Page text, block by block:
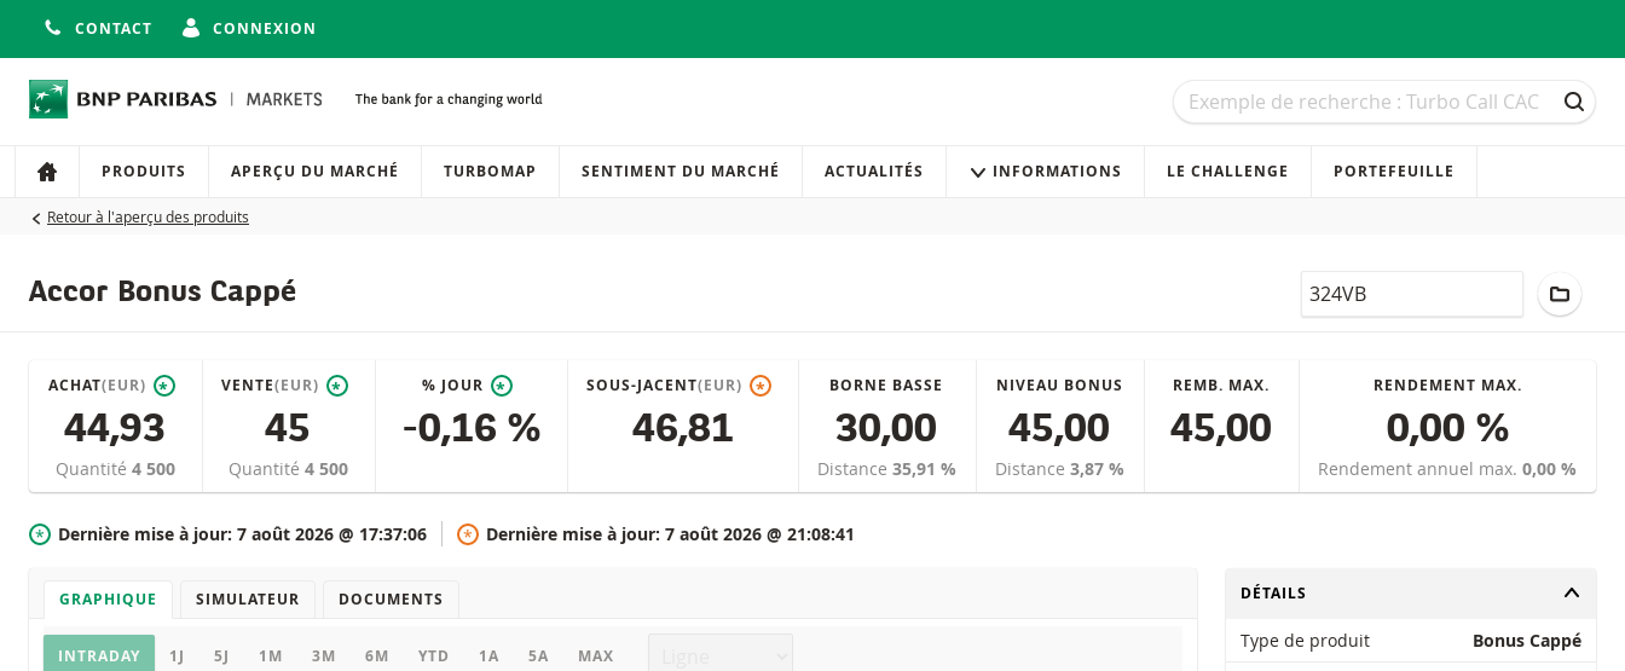
CONTACT CONNEXION
Recherche
Recherche
Navigation
Navigation sur le site
PRODUITS APERÇU DU MARCHÉ TURBOMAP SENTIMENT DU MARCHÉ ACTUALITÉS INFORMATIONS LE CHALLENGE PORTEFEUILLE
Retour à l'aperçu des produits
Accor Bonus Cappé LocalCode
ACHAT(EUR) *
44,93
Quantité 4 500
VENTE(EUR) *
45
Quantité 4 500
% JOUR *
-0,16 %
SOUS-JACENT(EUR) *
46,81
BORNE BASSE
30,00
Distance 35,91 %
NIVEAU BONUS
45,00
Distance 3,87 %
REMB. MAX.
45,00
RENDEMENT MAX.
0,00 %
Rendement annuel max.0,00 %
* Dernière mise à jour: 7 août 2026 @ 17:37:06 * Dernière mise à jour: 7 août 2026 @ 21:08:41
GRAPHIQUE SIMULATEUR DOCUMENTS
Graphique
INTRADAY 1J 5J 1M 3M 6M YTD 1A 5A MAX
CHANGER
DÉTAILS
Type de produit
Bonus Cappé